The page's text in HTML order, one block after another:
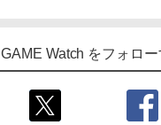
GAME Watch をフォロー